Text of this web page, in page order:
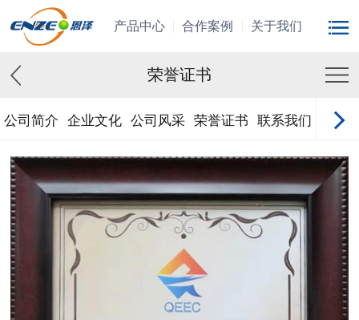
产品中心 合作案例 关于我们
荣誉证书
公司简介 企业文化 公司风采 荣誉证书 联系我们 在线